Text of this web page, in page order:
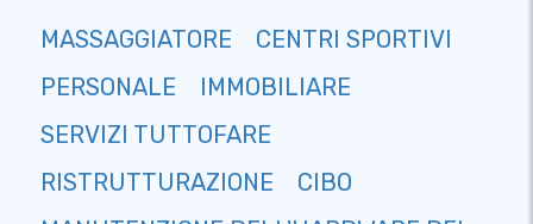
MASSAGGIATORE
CENTRI SPORTIVI
PERSONALE
IMMOBILIARE
SERVIZI TUTTOFARE
RISTRUTTURAZIONE
CIBO